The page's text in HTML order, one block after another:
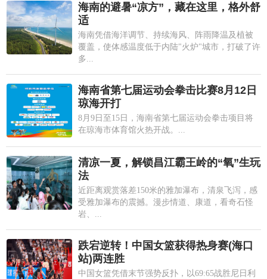
海南的避暑“凉方”，藏在这里，格外舒
适
海南凭借海洋调节、持续海风、阵雨降温及植被
覆盖，使体感温度低于内陆"火炉"城市，打破了许
多...
海南省第七届运动会拳击比赛8月12日
琼海开打
8月9日至15日，海南省第七届运动会拳击项目将
在琼海市体育馆火热开战。...
清凉一夏，解锁昌江霸王岭的“氧”生玩
法
近距离观赏落差150米的雅加瀑布，清泉飞泻，感
受雅加瀑布的震撼。漫步情道、康道，看奇石怪
岩、...
跌宕逆转！中国女篮获得热身赛(海口
站)两连胜
中国女篮凭借末节强势反扑，以69:65战胜尼日利